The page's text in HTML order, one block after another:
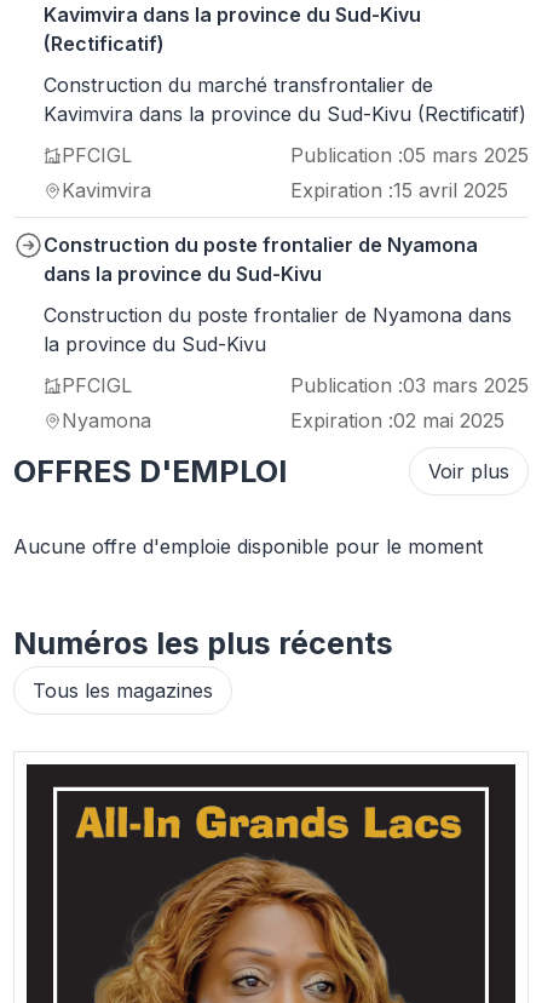
Kavimvira dans la province du Sud-Kivu
(Rectificatif)
Construction du marché transfrontalier de
Kavimvira dans la province du Sud-Kivu (Rectificatif)
PFCIGL
Kavimvira
Publication :05 mars 2025
Expiration :15 avril 2025
Construction du poste frontalier de Nyamona
dans la province du Sud-Kivu
Construction du poste frontalier de Nyamona dans
la province du Sud-Kivu
PFCIGL
Nyamona
Publication :03 mars 2025
Expiration :02 mai 2025
OFFRES D'EMPLOI Voir plus
Aucune offre d'emploie disponible pour le moment
Numéros les plus récents
Tous les magazines